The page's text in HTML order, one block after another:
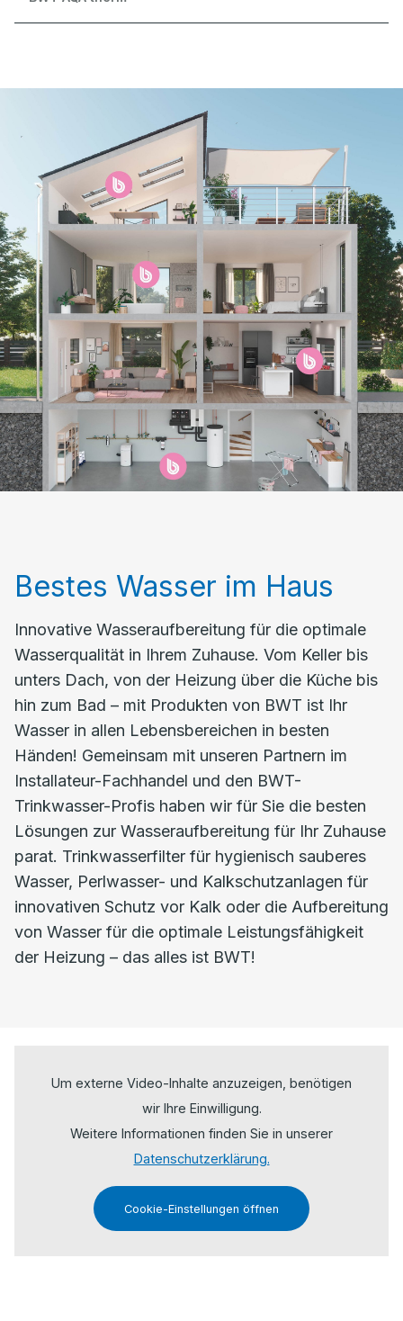
Bestes Wasser im Haus
Innovative Wasseraufbereitung für die optimale
Wasserqualität in Ihrem Zuhause. Vom Keller bis
unters Dach, von der Heizung über die Küche bis
hin zum Bad – mit Produkten von BWT ist Ihr
Wasser in allen Lebensbereichen in besten
Händen! Gemeinsam mit unseren Partnern im
Installateur-Fachhandel und den BWT-
Trinkwasser-Profis haben wir für Sie die besten
Lösungen zur Wasseraufbereitung für Ihr Zuhause
parat. Trinkwasserfilter für hygienisch sauberes
Wasser, Perlwasser- und Kalkschutzanlagen für
innovativen Schutz vor Kalk oder die Aufbereitung
von Wasser für die optimale Leistungsfähigkeit
der Heizung – das alles ist BWT!
Um externe Video-Inhalte anzuzeigen, benötigen
wir Ihre Einwilligung.
Weitere Informationen finden Sie in unserer
Datenschutzerklärung.
Cookie-Einstellungen öffnen